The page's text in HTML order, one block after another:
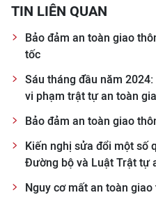
TIN LIÊN QUAN
Bảo đảm an toàn giao
tốc
Sáu tháng đầu năm
vi phạm trật tự an toàn
Bảo đảm an toàn giao
Kiến nghị sửa đổi một số
Đường bộ và Luật Trật tự
Nguy cơ mất an toàn